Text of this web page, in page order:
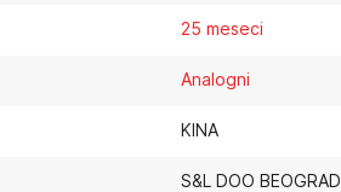
25 meseci
Analogni
KINA
S&L DOO BEOGRAD